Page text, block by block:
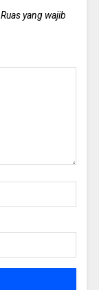
Ruas yang wajib